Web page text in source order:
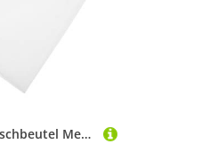
Parliky Schuhwaschbeutel Mesh Wäschesack mit Reißverschluss Wiederverwendbar Schuhbeutel Waschmaschine für Sneaker Trocken und Schutzbeutel Leicht und Langlebig